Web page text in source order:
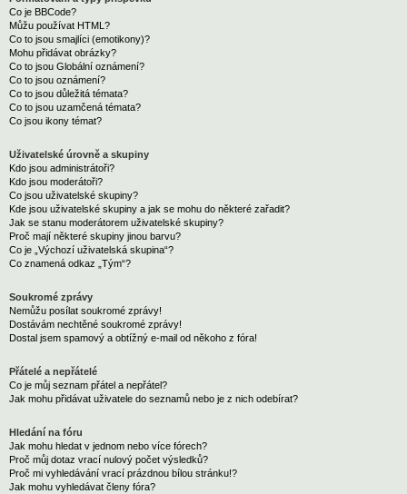
Co je BBCode?
Můžu používat HTML?
Co to jsou smajlíci (emotikony)?
Mohu přidávat obrázky?
Co to jsou Globální oznámení?
Co to jsou oznámení?
Co to jsou důležitá témata?
Co to jsou uzamčená témata?
Co jsou ikony témat?
Uživatelské úrovně a skupiny
Kdo jsou administrátoři?
Kdo jsou moderátoři?
Co jsou uživatelské skupiny?
Kde jsou uživatelské skupiny a jak se mohu do některé zařadit?
Jak se stanu moderátorem uživatelské skupiny?
Proč mají některé skupiny jinou barvu?
Co je „Výchozí uživatelská skupina“?
Co znamená odkaz „Tým“?
Soukromé zprávy
Nemůžu posílat soukromé zprávy!
Dostávám nechtěné soukromé zprávy!
Dostal jsem spamový a obtížný e-mail od někoho z fóra!
Přátelé a nepřátelé
Co je můj seznam přátel a nepřátel?
Jak mohu přidávat uživatele do seznamů nebo je z nich odebírat?
Hledání na fóru
Jak mohu hledat v jednom nebo více fórech?
Proč můj dotaz vrací nulový počet výsledků?
Proč mi vyhledávání vrací prázdnou bílou stránku!?
Jak mohu vyhledávat členy fóra?